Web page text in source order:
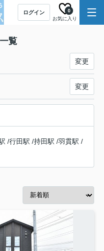
ログイン
お気に入り
0
覧
変更
変更
/行田駅 /持田駅 /羽貫駅 /